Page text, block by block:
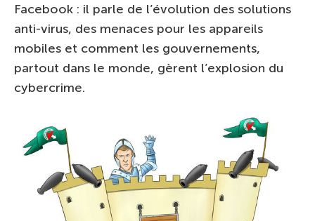
Facebook : il parle de l’évolution des solutions
anti-virus, des menaces pour les appareils
mobiles et comment les gouvernements,
partout dans le monde, gèrent l’explosion du
cybercrime.